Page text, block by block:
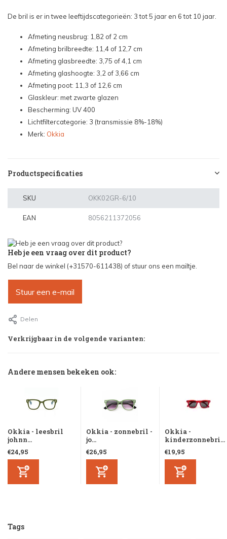
De bril is er in twee leeftijdscategorieën: 3 tot 5 jaar en 6 tot 10 jaar.
Afmeting neusbrug: 1,82 of 2 cm
Afmeting brilbreedte: 11,4 of 12,7 cm
Afmeting glasbreedte: 3,75 of 4,1 cm
Afmeting glashoogte: 3,2 of 3,66 cm
Afmeting poot: 11,3 of 12,6 cm
Glaskleur: met zwarte glazen
Bescherming: UV 400
Lichtfiltercategorie: 3 (transmissie 8%-18%)
Merk: Okkia
Productspecificaties
SKU OKK02GR-6/10
EAN 8056211372056
Heb je een vraag over dit product?
Bel naar de winkel (+31570-611438) of stuur ons een mailtje.
Stuur een e-mail
Delen
Verkrijgbaar in de volgende varianten:
Andere mensen bekeken ook:
Okkia - leesbril
johnn...
€24,95
Okkia - zonnebril -
jo...
€26,95
Okkia -
kinderzonnebri...
€19,95
Tags